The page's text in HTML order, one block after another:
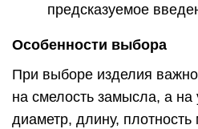
предсказуемое
Особенности выбора
При выборе изделия
на смелость замысла, а
диаметр, длину,